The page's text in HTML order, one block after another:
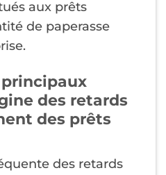
aux prêts
de paperasse
des retards
des prêts
des retards